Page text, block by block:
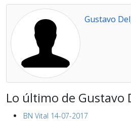
Gustavo
Lo último de Gustavo
BN Vital 14-07-2017